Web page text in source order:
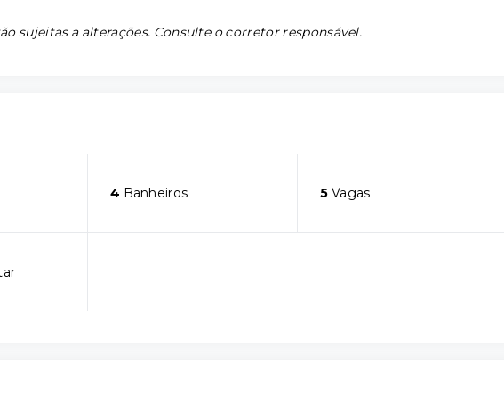
sujeitas a alterações. Consulte o corretor responsável.
4 Banheiros 5 Vagas